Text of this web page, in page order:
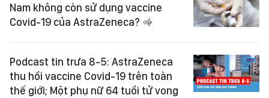
Nam không còn sử dụng vaccine
Covid-19 của AstraZeneca?
Podcast tin trưa 8-5: AstraZeneca
thu hồi vaccine Covid-19 trên toàn
thế giới; Một phụ nữ 64 tuổi tử vong